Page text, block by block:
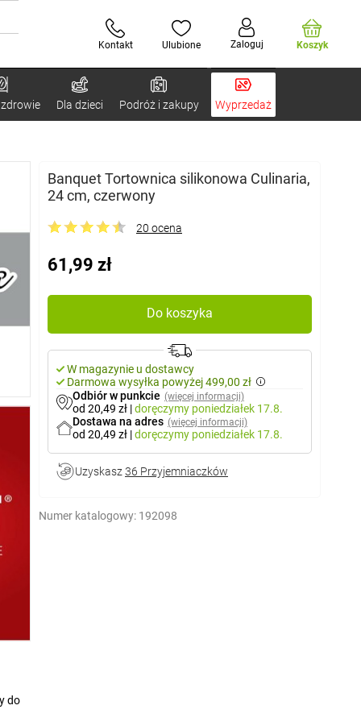
Kontakt Ulubione Zaloguj Koszyk
Dla dzieci Podróż i zakupy Wyprzedaż
Banquet Tortownica silikonowa Culinaria,
24 cm, czerwony
20 ocena
61,99 zł
Do koszyka
W magazynie u dostawcy
Darmowa wysyłka powyżej 499,00 zł
Odbiór w punkcie (więcej informacji)
od 20,49 zł |doręczymy poniedziałek 17.8.
Dostawa na adres (więcej informacji)
od 20,49 zł |doręczymy poniedziałek 17.8.
Uzyskasz 36 Przyjemniaczków
Numer katalogowy: 192098
do